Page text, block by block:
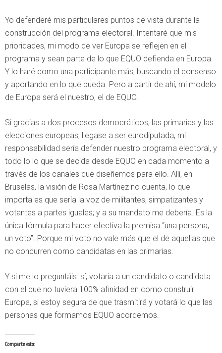
Yo defenderé mis particulares puntos de vista durante la
construcción del programa electoral. Intentaré que mis
prioridades, mi modo de ver Europa se reflejen en el
programa y sean parte de lo que EQUO defienda en Europa.
Y lo haré como una participante más, buscando el consenso
y aportando en lo que pueda. Pero a partir de ahí, mi modelo
de Europa será el nuestro, el de EQUO.
Si gracias a dos procesos democráticos, las primarias y las
elecciones europeas, llegase a ser eurodiputada, mi
responsabilidad sería defender nuestro programa electoral, y
todo lo lo que se decida desde EQUO en cada momento a
través de los canales que diseñemos para ello. Allí, en
Bruselas, la visión de Rosa Martínez no cuenta, lo que
importa es que sería la voz de militantes, simpatizantes y
votantes a partes iguales; y a su mandato me debería. Es la
única fórmula para hacer efectiva la premisa “una persona,
un voto”. Porque mi voto no vale más que el de aquellas que
no concurren como candidatas en las primarias.
Y si me lo preguntáis: sí, votaría a un candidato o candidata
con el que no tuviera 100% afinidad en como construir
Europa, si estoy segura de que trasmitirá y votará lo que las
personas que formamos EQUO acordemos.
Comparte esto: